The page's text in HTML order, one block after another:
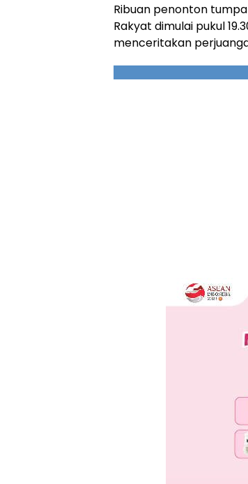
Ribuan penonton
Rakyat dimulai pukul
menceritakan